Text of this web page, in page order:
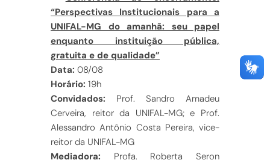
“Perspectivas Institucionais para a
UNIFAL-MG do amanhã: seu papel
enquanto instituição pública,
gratuita e de qualidade”
Data: 08/08
Horário: 19h
Convidados: Prof. Sandro Amadeu
Cerveira, reitor da UNIFAL-MG; e Prof.
Alessandro Antônio Costa Pereira, vice-
reitor da UNIFAL-MG
Mediadora: Profa. Roberta Seron